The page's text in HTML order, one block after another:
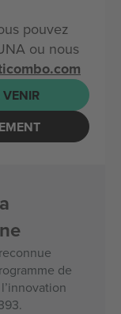
pouvez
ou nous
de